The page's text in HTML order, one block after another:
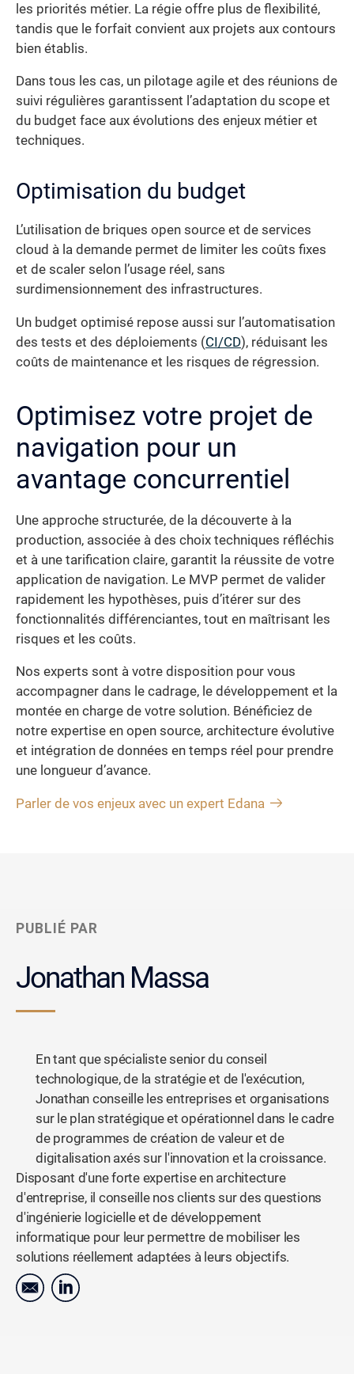
les priorités métier. La régie offre plus de flexibilité,
tandis que le forfait convient aux projets aux contours
bien établis.
Dans tous les cas, un pilotage agile et des réunions de
suivi régulières garantissent l’adaptation du scope et
du budget face aux évolutions des enjeux métier et
techniques.
Optimisation du budget
L’utilisation de briques open source et de services
cloud à la demande permet de limiter les coûts fixes
et de scaler selon l’usage réel, sans
surdimensionnement des infrastructures.
Un budget optimisé repose aussi sur l’automatisation
des tests et des déploiements (CI/CD), réduisant les
coûts de maintenance et les risques de régression.
Optimisez votre projet de
navigation pour un
avantage concurrentiel
Une approche structurée, de la découverte à la
production, associée à des choix techniques réfléchis
et à une tarification claire, garantit la réussite de votre
application de navigation. Le MVP permet de valider
rapidement les hypothèses, puis d’itérer sur des
fonctionnalités différenciantes, tout en maîtrisant les
risques et les coûts.
Nos experts sont à votre disposition pour vous
accompagner dans le cadrage, le développement et la
montée en charge de votre solution. Bénéficiez de
notre expertise en open source, architecture évolutive
et intégration de données en temps réel pour prendre
une longueur d’avance.
Parler de vos enjeux avec un expert Edana
PUBLIÉ PAR
Jonathan Massa
En tant que spécialiste senior du conseil
technologique, de la stratégie et de l'exécution,
Jonathan conseille les entreprises et organisations
sur le plan stratégique et opérationnel dans le cadre
de programmes de création de valeur et de
digitalisation axés sur l'innovation et la croissance.
Disposant d'une forte expertise en architecture
d'entreprise, il conseille nos clients sur des questions
d'ingénierie logicielle et de développement
informatique pour leur permettre de mobiliser les
solutions réellement adaptées à leurs objectifs.